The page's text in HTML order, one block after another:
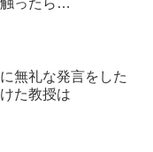
無礼な発言をした
た教授は